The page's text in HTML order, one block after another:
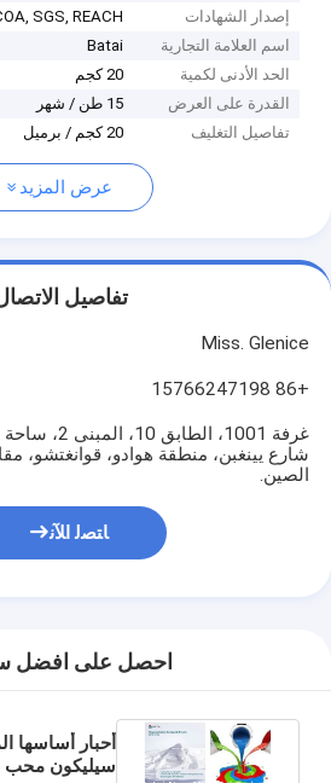
إصدار الشهادات
SGS, REACH
اسم العلامة التجارية
Batai
الحد الأدنى لكمية
20 كجم
القدرة على العرض
15 طن / شهر
تفاصيل التغليف
20 كجم / برميل
عرض المزيد
تفاصيل
Miss. Glenice
+86 15766247198
شارع يينغبن، منطقة هوادو، قوانغتشو،
الصين.
ﺎﺘﺼﻟ ﺍﻶﻧ
احصل على افضل
أحبار أساسها
سيليكون محب